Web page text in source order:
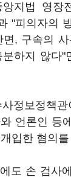
지법 영장
"피의자의
, 구속의
하지 않다"
정보정책관
언론인 등
입한 혐의
도 손 검사